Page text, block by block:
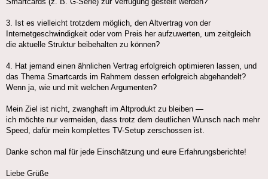
3. Ist es vielleicht trotzdem möglich, den Altvertrag von der
Internetgeschwindigkeit oder vom Preis her aufzuwerten, um zeitgleich
die aktuelle Struktur beibehalten zu können?
4. Hat jemand einen ähnlichen Vertrag erfolgreich optimieren lassen, und
das Thema Smartcards im Rahmem dessen erfolgreich abgehandelt?
Wenn ja, wie und mit welchen Argumenten?
Mein Ziel ist nicht, zwanghaft im Altprodukt zu bleiben —
ich möchte nur vermeiden, dass trotz dem deutlichen Wunsch nach mehr
Speed, dafür mein komplettes TV-Setup zerschossen ist.
Danke schon mal für jede Einschätzung und eure Erfahrungsberichte!
Liebe Grüße